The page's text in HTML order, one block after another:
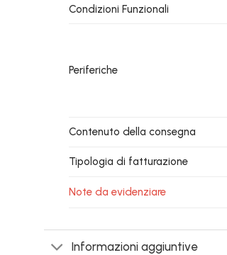
Condizioni Funzionali
Periferiche
Contenuto della consegna
Tipologia di fatturazione
Note da evidenziare
Informazioni aggiuntive